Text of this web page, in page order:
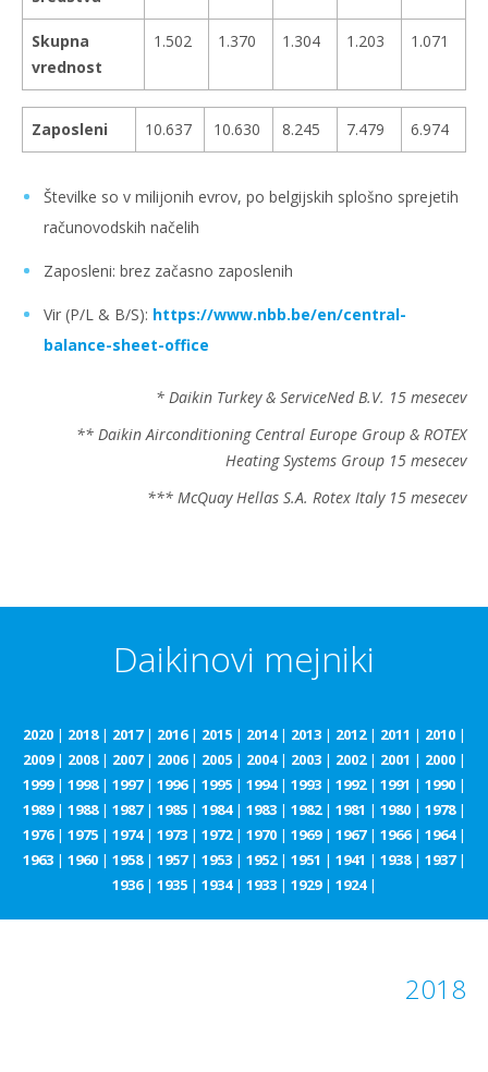
Skupna
vrednost
1.502 1.370 1.304 1.203 1.071
Zaposleni 10.637 10.630 8.245 7.479 6.974
Številke so v milijonih evrov, po belgijskih splošno sprejetih
računovodskih načelih
Zaposleni: brez začasno zaposlenih
Vir (P/L & B/S): https://www.nbb.be/en/central-
balance-sheet-office
* Daikin Turkey & ServiceNed B.V. 15 mesecev
** Daikin Airconditioning Central Europe Group & ROTEX
Heating Systems Group 15 mesecev
*** McQuay Hellas S.A. Rotex Italy 15 mesecev
Daikinovi mejniki
2020| 2018| 2017| 2016| 2015| 2014| 2013| 2012| 2011 | 2010|
2009| 2008| 2007| 2006| 2005| 2004| 2003| 2002| 2001 | 2000|
1999| 1998| 1997| 1996| 1995| 1994| 1993| 1992| 1991 | 1990|
1989| 1988| 1987| 1985| 1984| 1983| 1982| 1981 | 1980| 1978|
1976| 1975| 1974| 1973| 1972| 1970| 1969| 1967| 1966| 1964|
1963| 1960| 1958| 1957| 1953| 1952| 1951 | 1941 | 1938| 1937|
1936| 1935| 1934| 1933| 1929| 1924|
2018